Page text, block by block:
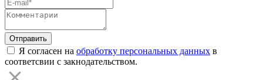
Я согласен на обработку персональных данных в
соответсвии с закнодательством.